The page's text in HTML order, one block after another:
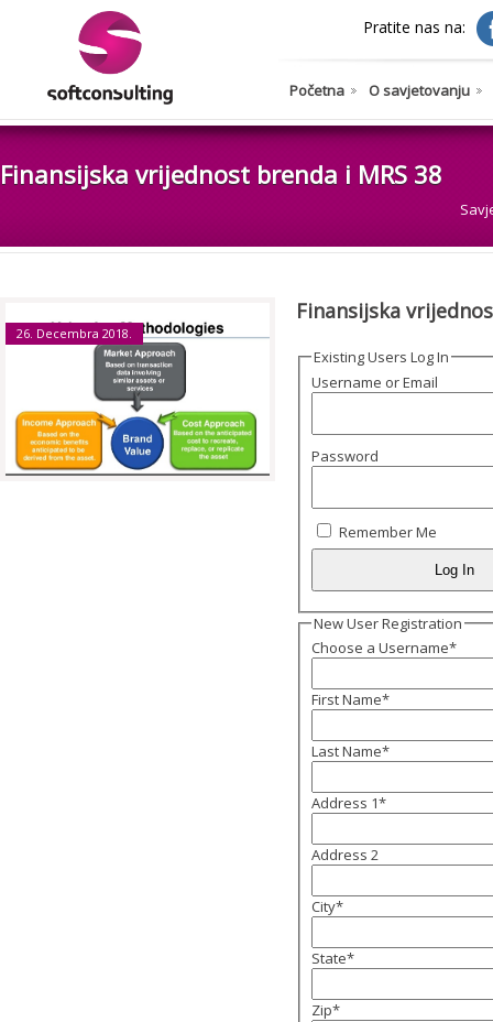
Pratite nas na:
Početna O savjetovanju
Finansijska vrijednost brenda i MRS 38
26. Decembra 2018.
Finansijska
Existing Users Log In
Username or Email
Password
Remember Me
New User Registration
Choose a Username*
First Name*
Last Name*
Address 1*
Address 2
City*
State*
Zip*